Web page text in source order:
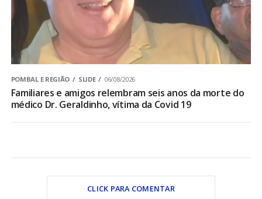
POMBAL E REGIÃO SLIDE 06/08/2026
Familiares e amigos relembram seis anos da morte do
médico Dr. Geraldinho, vítima da Covid 19
CLICK PARA COMENTAR